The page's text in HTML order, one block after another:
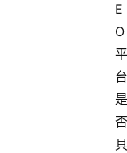
E
O
平
台
是
否
具